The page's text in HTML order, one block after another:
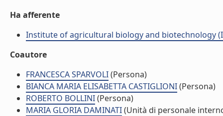
Ha afferente
Institute of agricultural biology and biotechnology
Coautore
FRANCESCA SPARVOLI(Persona)
BIANCA MARIA ELISABETTA CASTIGLIONI(Persona)
ROBERTO BOLLINI(Persona)
MARIA GLORIA DAMINATI(Unità di personale